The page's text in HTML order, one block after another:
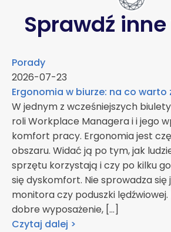
Sprawdź
Porady
2026-07-23
Ergonomia w biurze: na co warto
W jednym z wcześniejszych
roli Workplace Managera i i jego
komfort pracy. Ergonomia jest
obszaru. Widać ją po tym, jak
sprzętu korzystają i czy po kilku
się dyskomfort. Nie sprowadza się
monitora czy poduszki lędźwiowej.
dobre wyposażenie, […]
Czytaj dalej >